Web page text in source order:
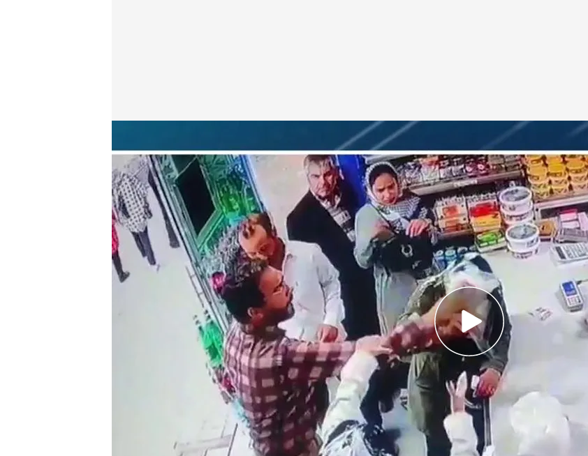
Todo es mentira
03 ABR 2023 - 19:14h.
El programa se pone en contacto con la activista iraní Ryma
Shirmohammadi
"A las detenidas les espera latigazos y cárcel", asegura
"Al atacante como mucho le espera una sentencia de doce meses si ha
tenido antecedentes penales"
Compartir
dos mujeres han sido detenidas por no llevar el velo islámico.
Además, fueron atacadas por un hombre que les lanzó yogur a la cabeza